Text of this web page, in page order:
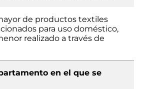
de productos textiles
para uso doméstico,
realizado a través de
en el que se